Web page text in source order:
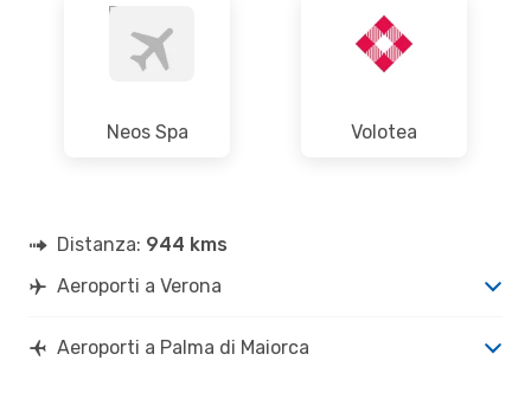
Neos Spa Volotea
Distanza: 944 kms
Aeroporti a Verona
Aeroporti a Palma di Maiorca